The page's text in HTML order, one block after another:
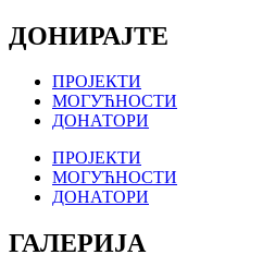
ДОНИРАЈТЕ
ПРОЈЕКТИ
МОГУЋНОСТИ
ДОНАТОРИ
ПРОЈЕКТИ
МОГУЋНОСТИ
ДОНАТОРИ
ГАЛЕРИЈА